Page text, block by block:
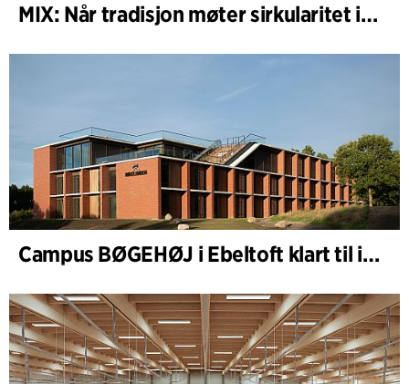
MIX: Når tradisjon møter sirkularitet i arkitekturen
Campus BØGEHØJ i Ebeltoft klart til innvielse: Unik trebygning ferdigstilt